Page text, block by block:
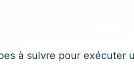
à suivre pour exécuter